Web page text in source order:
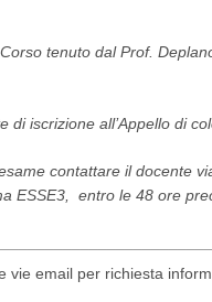
tenuto dal Prof.
di iscrizione all’Appello di
contattare il docente
ESSE3, entro le 48 ore
vie email per richiesta